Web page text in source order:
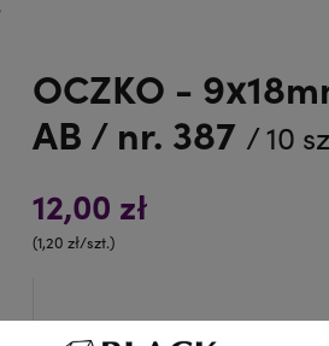
OCZKO -
AB / nr. 387 / 10
12,00 zł
(1,20 zł/szt.)